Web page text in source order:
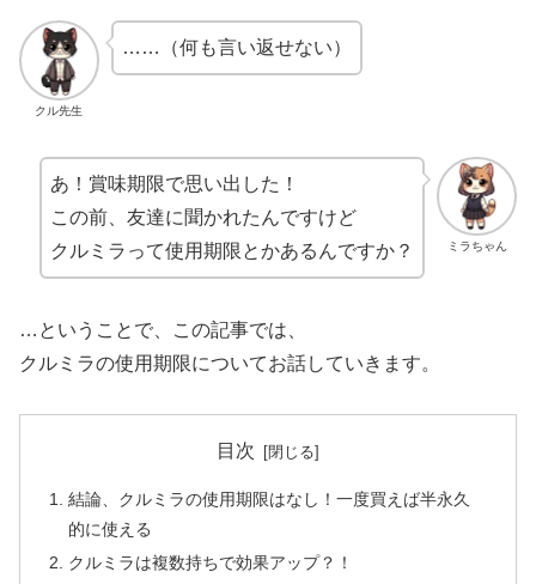
クル先生
……（何も言い返せない）
ミラちゃん
あ！賞味期限で思い出した！
この前、友達に聞かれたんですけど
クルミラって使用期限とかあるんですか？
…ということで、この記事では、
クルミラの使用期限についてお話していきます。
目次
結論、クルミラの使用期限はなし！一度買えば半永久
的に使える
クルミラは複数持ちで効果アップ？！